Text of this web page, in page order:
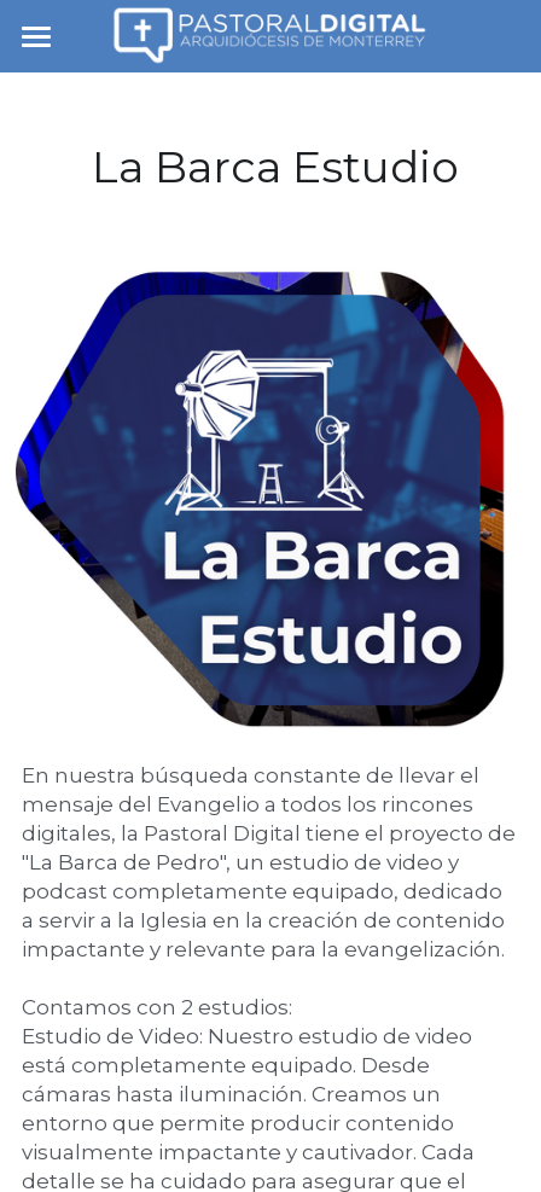
Inicio
Comunidad de Misioneros Digital
Eventos de Pastoral Digital
Estudio de Grabaciones La Barca
Contáctanos
La Barca Estudio
En nuestra búsqueda constante de llevar el
mensaje del Evangelio a todos los rincones
digitales, la Pastoral Digital tiene el proyecto de
"La Barca de Pedro", un estudio de video y
podcast completamente equipado, dedicado
a servir a la Iglesia en la creación de contenido
impactante y relevante para la evangelización.
Contamos con 2 estudios:
Estudio de Video: Nuestro estudio de video
está completamente equipado. Desde
cámaras hasta iluminación. Creamos un
entorno que permite producir contenido
visualmente impactante y cautivador. Cada
detalle se ha cuidado para asegurar que el